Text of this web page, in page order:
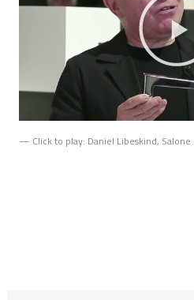
— Click to play: Daniel Libeskind,